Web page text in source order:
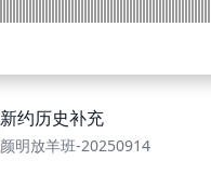
新约历史补充
颜明放羊班-20250914